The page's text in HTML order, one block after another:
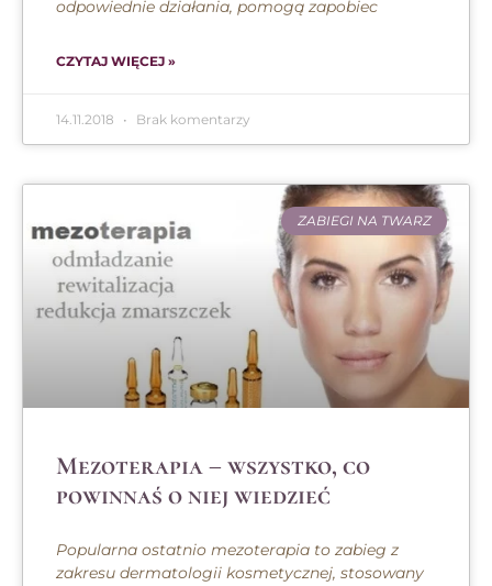
odpowiednie działania, pomogą zapobiec
CZYTAJ WIĘCEJ »
14.11.2018 Brak komentarzy
ZABIEGI NA TWARZ
Mezoterapia – wszystko, co
powinnaś o niej wiedzieć
Popularna ostatnio mezoterapia to zabieg z
zakresu dermatologii kosmetycznej, stosowany